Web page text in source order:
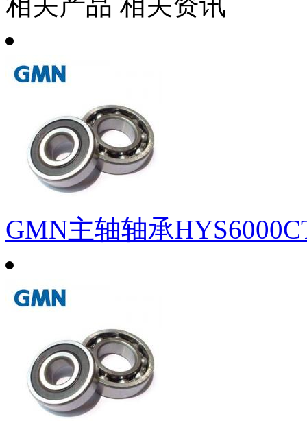
GMN主轴轴承